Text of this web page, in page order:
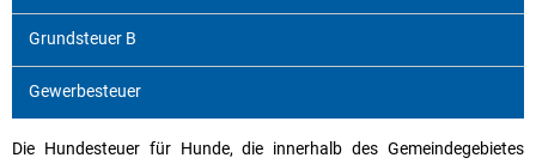
Grundsteuer B
Gewerbesteuer
Die Hundesteuer für Hunde, die innerhalb des Gemeindegebietes